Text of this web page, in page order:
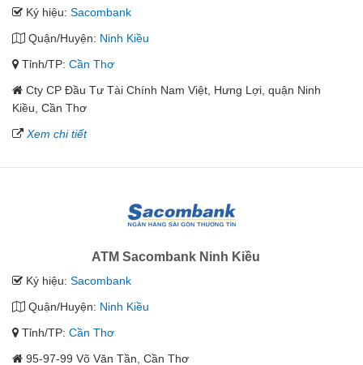
Ký hiệu: Sacombank
Quận/Huyện: Ninh Kiều
Tỉnh/TP: Cần Thơ
Cty CP Đầu Tư Tài Chính Nam Việt, Hưng Lợi, quận Ninh
Kiều, Cần Thơ
Xem chi tiết
ATM Sacombank Ninh Kiều
Ký hiệu: Sacombank
Quận/Huyện: Ninh Kiều
Tỉnh/TP: Cần Thơ
95-97-99 Võ Văn Tần, Cần Thơ